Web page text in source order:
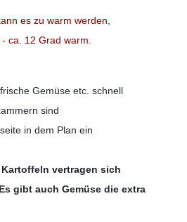
es zu warm werden,
ca. 12 Grad warm.
Gemüse etc. schnell
sind
in dem Plan ein
vertragen sich
gibt auch Gemüse die extra